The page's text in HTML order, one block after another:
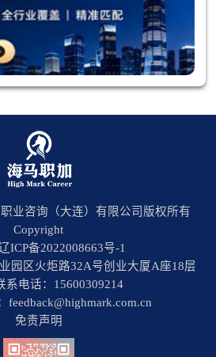
业咨询（大连）有限公司版权所有
Copyright
ICP备2022008663号-1
园区火炬路32A号创业大厦A座18层
系电话：15600309214
feedback@highmark.com.cn
免责声明